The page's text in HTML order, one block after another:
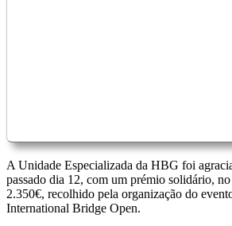
A Unidade Especializada da HBG foi
passado dia 12, com um prémio solidário,
2.350€, recolhido pela organização do
International Bridge Open.